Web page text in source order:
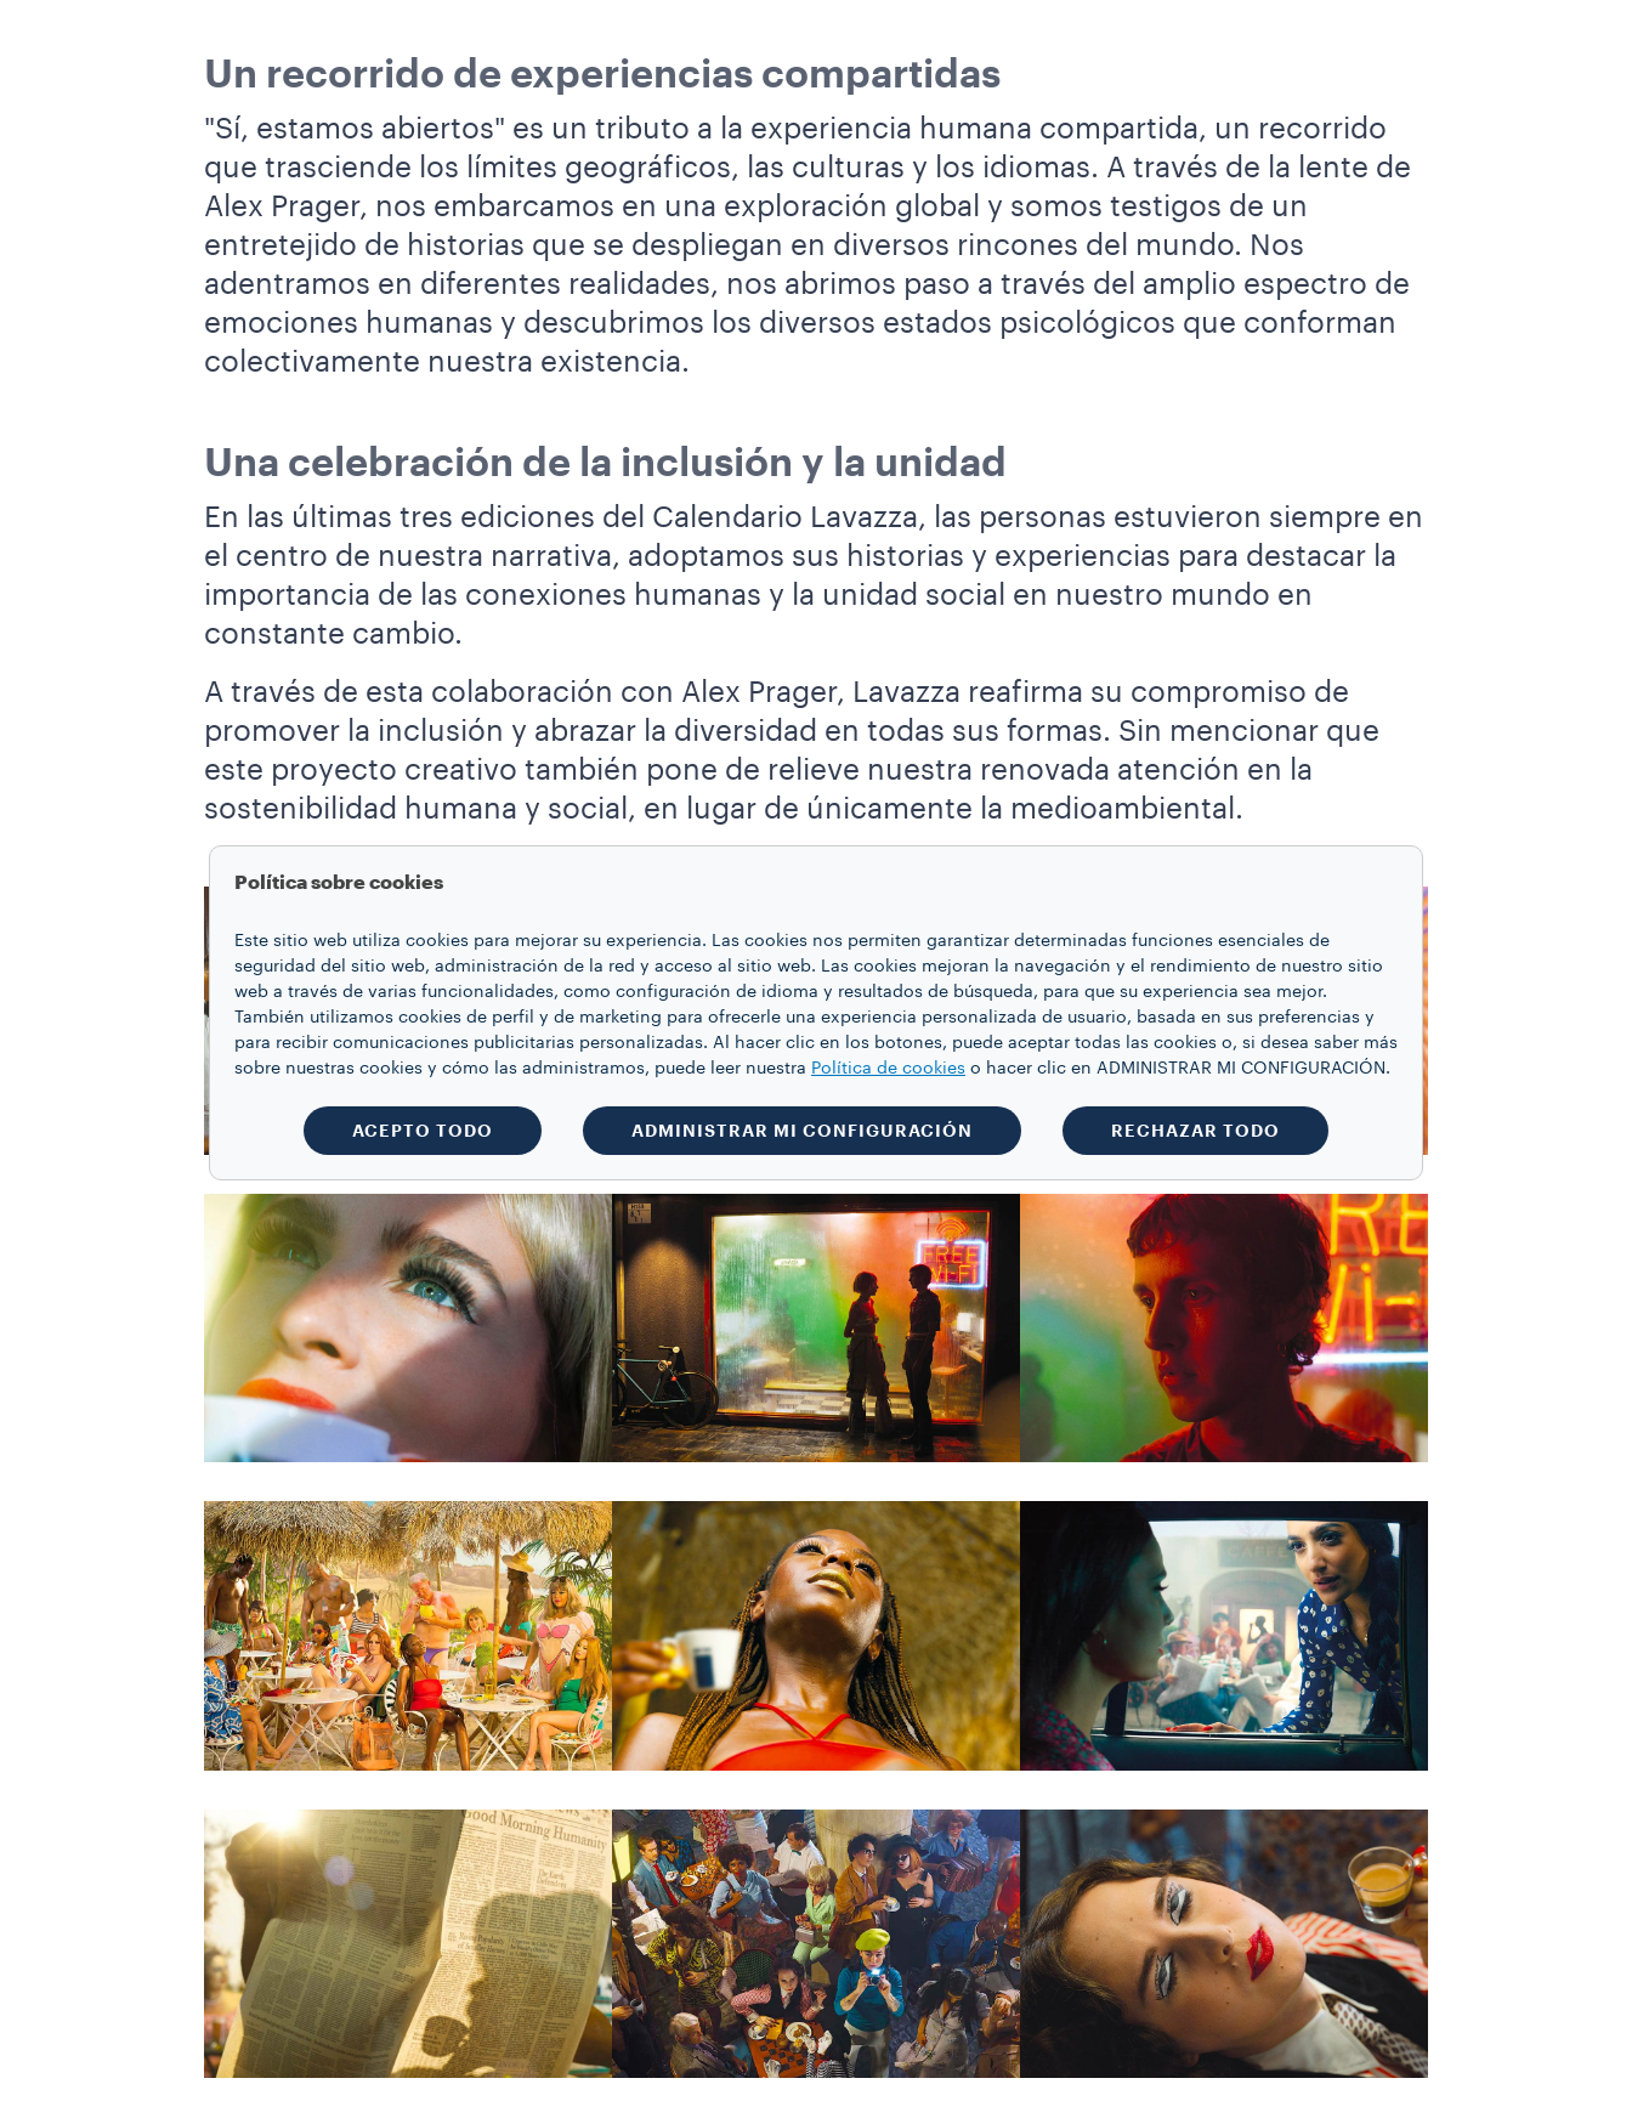
Un recorrido de experiencias compartidas
"Sí, estamos abiertos" es un tributo a la experiencia humana compartida, un recorrido
que trasciende los límites geográficos, las culturas y los idiomas. A través de la lente de
Alex Prager, nos embarcamos en una exploración global y somos testigos de un
entretejido de historias que se despliegan en diversos rincones del mundo. Nos
adentramos en diferentes realidades, nos abrimos paso a través del amplio espectro de
emociones humanas y descubrimos los diversos estados psicológicos que conforman
colectivamente nuestra existencia.
Una celebración de la inclusión y la unidad
En las últimas tres ediciones del Calendario Lavazza, las personas estuvieron siempre en
el centro de nuestra narrativa, adoptamos sus historias y experiencias para destacar la
importancia de las conexiones humanas y la unidad social en nuestro mundo en
constante cambio.
A través de esta colaboración con Alex Prager, Lavazza reafirma su compromiso de
promover la inclusión y abrazar la diversidad en todas sus formas. Sin mencionar que
este proyecto creativo también pone de relieve nuestra renovada atención en la
sostenibilidad humana y social, en lugar de únicamente la medioambiental.
Política sobre cookies
Este sitio web utiliza cookies para mejorar su experiencia. Las cookies nos permiten garantizar determinadas funciones esenciales de
seguridad del sitio web, administración de la red y acceso al sitio web. Las cookies mejoran la navegación y el rendimiento de nuestro sitio
web a través de varias funcionalidades, como configuración de idioma y resultados de búsqueda, para que su experiencia sea mejor.
También utilizamos cookies de perfil y de marketing para ofrecerle una experiencia personalizada de usuario, basada en sus preferencias y
para recibir comunicaciones publicitarias personalizadas. Al hacer clic en los botones, puede aceptar todas las cookies o, si desea saber más
sobre nuestras cookies y cómo las administramos, puede leer nuestra Política de cookies o hacer clic en ADMINISTRAR MI CONFIGURACIÓN.
ACEPTO TODO ADMINISTRAR MI CONFIGURACIÓN RECHAZAR TODO